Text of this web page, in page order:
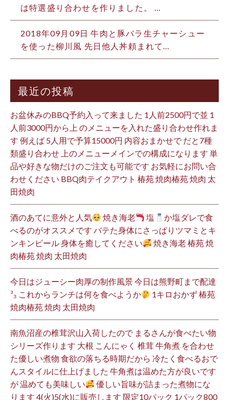
は特選盛り合わせを作りました。 …
2018年09月09日 牛肉と豚バラ生チャーシュー
を使った柳川風 先日他人丼頼まれて…
最近の投稿
お盆休みのBBQ予約入って来ました 1人前2500円で並 1
人前3000円から上 のメニューを入れた盛り合わせ作れま
す 例えば 5人用で予算15000円 内容おまかせで だと7種
類盛り合わせ 上のメニューメインでの構成になります 単
品や好きな物だけのご注文も可能です お気軽にお問い合
わせください BBQ肉テイクアウト 椿苑 焼肉椿苑 焼肉 太
田焼肉
酒のあてに意外と人気 焼き海老 塩
か塩ダレで食
べるのがオススメです バテた身体にさっぱりツマミとキ
ンキンビール 身体を癒してください
焼き海老 椿苑 焼
肉椿苑 焼肉 太田焼肉
今日はジューシー肉厚の制作風景 今日は熊野町まで配達
³₃ これからランチは何を食べようか
1キロおかず 椿苑
焼肉椿苑 焼肉 太田焼肉
南魚沼産の椎茸沢山入荷したので まるさんが食べたい物
シリーズ作ります 大根 こんにゃく 椎茸 牛角煮 を合わせ
た優しい煮物 食欲の落ちる時期だから 冷たく食べるおで
んスタイルに仕上げました 牛角煮は温めた方が良いです
が 温めても美味しい
優しい旨味が詰まった煮物にな
ります 4(火)5(水)に販売します 限定10パック 1パック800